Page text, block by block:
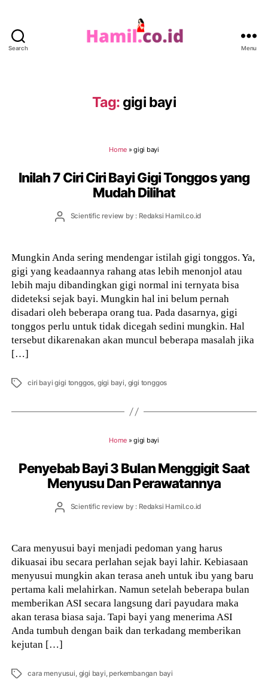
Search Menu
Tag: gigi bayi
Home »gigi bayi
Inilah 7 Ciri Ciri Bayi Gigi Tonggos yang
Mudah Dilihat
PostScientific review by : Redaksi Hamil.co.id
Mungkin Anda sering mendengar istilah gigi tonggos. Ya,
gigi yang keadaannya rahang atas lebih menonjol atau
lebih maju dibandingkan gigi normal ini ternyata bisa
dideteksi sejak bayi. Mungkin hal ini belum pernah
disadari oleh beberapa orang tua. Pada dasarnya, gigi
tonggos perlu untuk tidak dicegah sedini mungkin. Hal
tersebut dikarenakan akan muncul beberapa masalah jika
[…]
Tags ciri bayi gigi tonggos, gigi bayi, gigi tonggos
Home »gigi bayi
Penyebab Bayi 3 Bulan Menggigit Saat
Menyusu Dan Perawatannya
PostScientific review by : Redaksi Hamil.co.id
Cara menyusui bayi menjadi pedoman yang harus
dikuasai ibu secara perlahan sejak bayi lahir. Kebiasaan
menyusui mungkin akan terasa aneh untuk ibu yang baru
pertama kali melahirkan. Namun setelah beberapa bulan
memberikan ASI secara langsung dari payudara maka
akan terasa biasa saja. Tapi bayi yang menerima ASI
Anda tumbuh dengan baik dan terkadang memberikan
kejutan […]
Tags cara menyusui, gigi bayi,perkembangan bayi